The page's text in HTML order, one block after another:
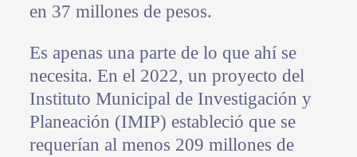
en 37 millones de pesos.
Es apenas una parte de lo que ahí se
necesita. En el 2022, un proyecto del
Instituto Municipal de Investigación y
Planeación (IMIP) estableció que se
requerían al menos 209 millones de